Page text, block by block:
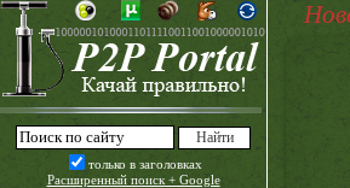
только в заголовках
Расширенный поиск + Google